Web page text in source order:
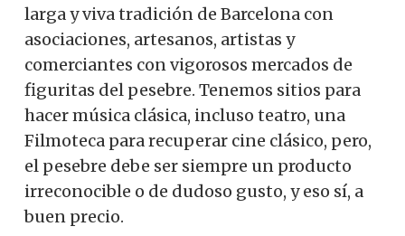
larga y viva tradición de Barcelona con
asociaciones, artesanos, artistas y
comerciantes con vigorosos mercados de
figuritas del pesebre. Tenemos sitios para
hacer música clásica, incluso teatro, una
Filmoteca para recuperar cine clásico, pero,
el pesebre debe ser siempre un producto
irreconocible o de dudoso gusto, y eso sí, a
buen precio.